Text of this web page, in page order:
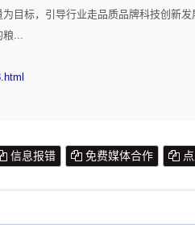
目标，引导行业走品质品牌科技创新
粮...
免费媒体合作
信息报错